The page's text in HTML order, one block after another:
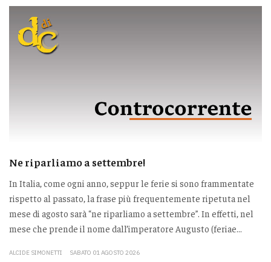
Ne riparliamo a settembre!
In Italia, come ogni anno, seppur le ferie si sono frammentate
rispetto al passato, la frase più frequentemente ripetuta nel
mese di agosto sarà “ne riparliamo a settembre”. In effetti, nel
mese che prende il nome dall’imperatore Augusto (feriae...
ALCIDE SIMONETTI SABATO 01 AGOSTO 2026